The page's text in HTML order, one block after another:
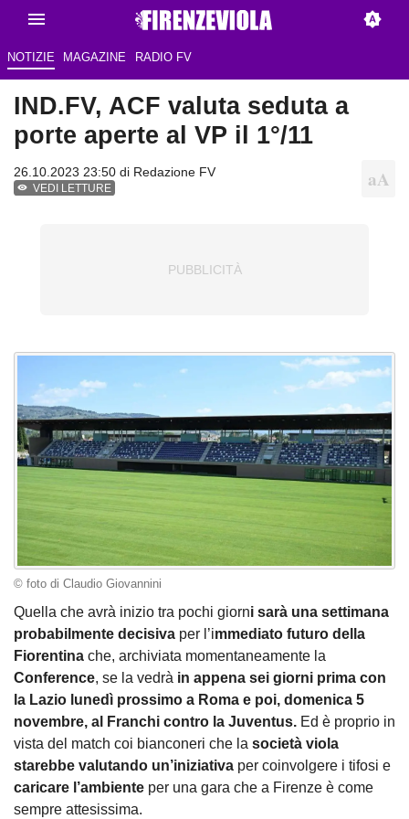
NOTIZIE MAGAZINE RADIO FV
IND.FV, ACF valuta seduta a
porte aperte al VP il 1°/11
26.10.2023 23:50 di Redazione FV
VEDI LETTURE
© foto di Claudio Giovannini
Quella che avrà inizio tra pochi giorni sarà una settimana
probabilmente decisiva per l’immediato futuro della
Fiorentina che, archiviata momentaneamente la
Conference, se la vedrà in appena sei giorni prima con
la Lazio lunedì prossimo a Roma e poi, domenica 5
novembre, al Franchi contro la Juventus. Ed è proprio in
vista del match coi bianconeri che la società viola
starebbe valutando un’iniziativa per coinvolgere i tifosi e
caricare l’ambiente per una gara che a Firenze è come
sempre attesissima.